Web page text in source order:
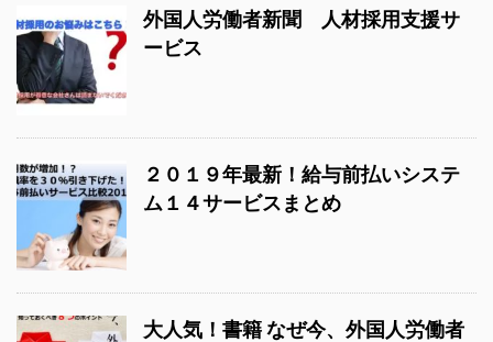
外国人労働者新聞 人材採用支援サ
ービス
２０１９年最新！給与前払いシステ
ム１４サービスまとめ
大人気！書籍 なぜ今、外国人労働者